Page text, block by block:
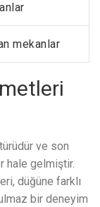
mekanlar
ve son
hale gelmiştir.
düğüne farklı
bir deneyim